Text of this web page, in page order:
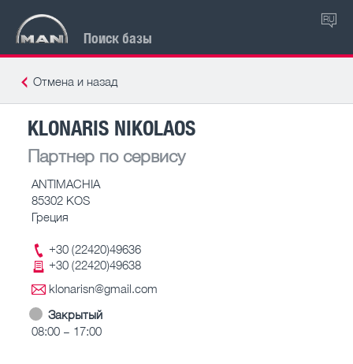
Поиск базы
RU
Отмена и назад
KLONARIS NIKOLAOS
Партнер по сервису
ANTIMACHIA
85302 KOS
Греция
+30 (22420)49636
+30 (22420)49638
klonarisn@gmail.com
Закрытый
08:00 – 17:00